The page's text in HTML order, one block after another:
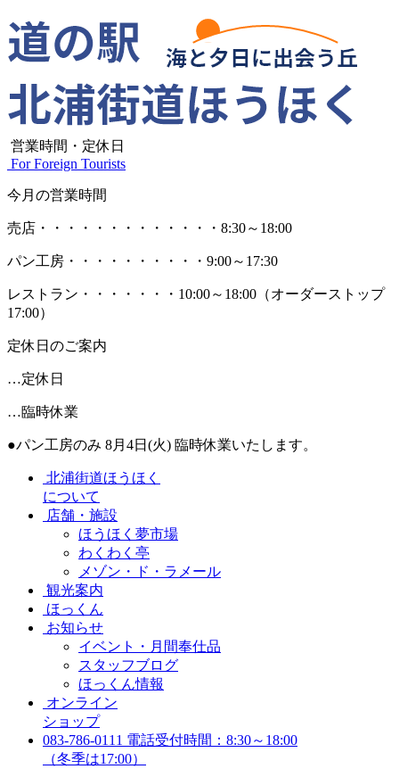
営業時間・定休日
For Foreign Tourists
今月の営業時間
売店 ・・・・・・・・・・・・・ 8:30～18:00
パン工房 ・・・・・・・・・・ 9:00～17:30
レストラン ・・・・・・・ 10:00～18:00 （オーダーストップ
17:00）
定休日のご案内
…定休日
…臨時休業
●パン工房のみ 8月4日(火) 臨時休業いたします。
北浦街道ほうほく
について
店舗・施設
ほうほく夢市場
わくわく亭
メゾン・ド・ラメール
観光案内
ほっくん
お知らせ
イベント・月間奉仕品
スタッフブログ
ほっくん情報
オンライン
ショップ
083-786-0111 電話受付時間：8:30～18:00
（冬季は17:00）